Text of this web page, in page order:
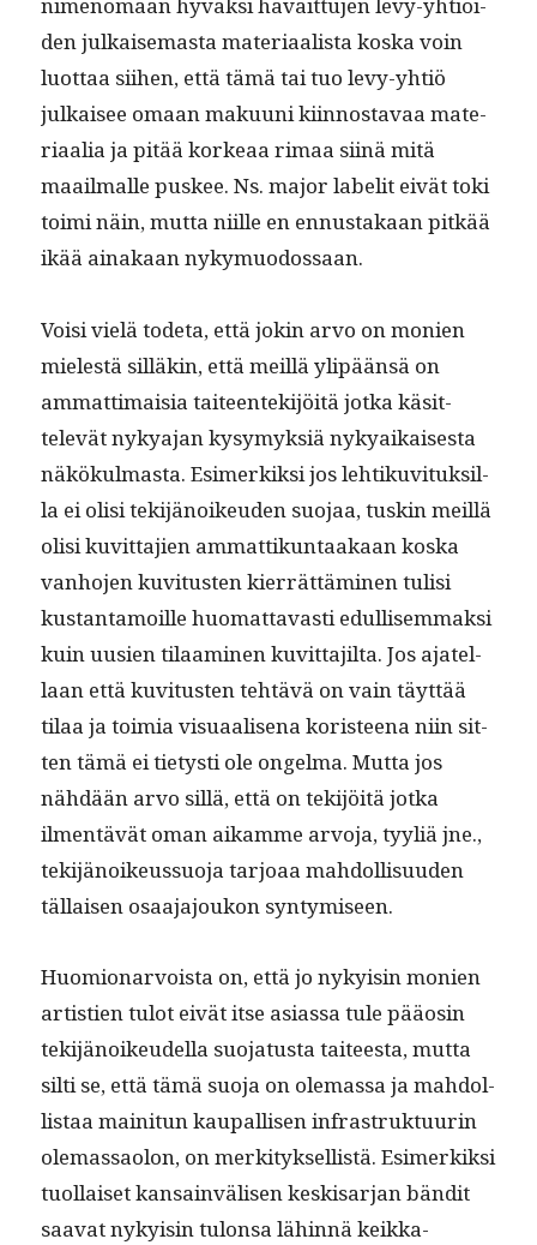
den julkaise­mas­ta mate­ri­aal­ista kos­ka voin
luot­taa siihen, että tämä tai tuo levy-yhtiö
julkaisee omaan maku­u­ni kiin­nos­tavaa mate­
ri­aalia ja pitää korkeaa rimaa siinä mitä
maail­malle pus­kee. Ns. major labelit eivät toki
toi­mi näin, mut­ta niille en ennus­takaan pitkää
ikää ainakaan nykymuodossaan.
Voisi vielä tode­ta, että jokin arvo on monien
mielestä sil­läkin, että meil­lä ylipään­sä on
ammat­ti­maisia taiteen­tek­i­jöitä jot­ka käsit­
televät nykya­jan kysymyk­siä nykyaikaises­ta
näkökul­mas­ta. Esimerkik­si jos lehtiku­vi­tuk­sil­
la ei olisi tek­i­jänoikeu­den suo­jaa, tuskin meil­lä
olisi kuvit­ta­jien ammat­tikun­taakaan kos­ka
van­ho­jen kuvi­tusten kier­rät­tämi­nen tulisi
kus­tan­ta­moille huo­mat­tavasti edullisem­mak­si
kuin uusien tilaami­nen kuvit­ta­jil­ta. Jos ajatel­
laan että kuvi­tusten tehtävä on vain täyt­tää
tilaa ja toimia visuaalise­na koris­teena niin sit­
ten tämä ei tietysti ole ongel­ma. Mut­ta jos
nähdään arvo sil­lä, että on tek­i­jöitä jot­ka
ilmen­tävät oman aikamme arvo­ja, tyyliä jne.,
tek­i­jänoikeussuo­ja tar­joaa mah­dol­lisu­u­den
täl­laisen osaa­ja­joukon syntymiseen.
Huomionar­voista on, että jo nyky­isin monien
artistien tulot eivät itse asi­as­sa tule pääosin
tek­i­jänoikeudel­la suo­ja­tus­ta taiteesta, mut­ta
silti se, että tämä suo­ja on ole­mas­sa ja mah­dol­
lis­taa maini­tun kau­pal­lisen infra­struk­tu­urin
ole­mas­saolon, on merk­i­tyk­sel­listä. Esimerkik­si
tuol­laiset kan­sain­välisen keskisar­jan bän­dit
saa­vat nyky­isin tulon­sa lähin­nä keikka­